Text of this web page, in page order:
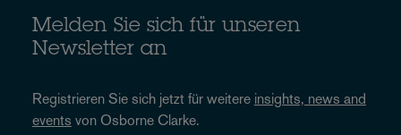
Melden Sie sich für unseren
Newsletter an
Registrieren Sie sich jetzt für weitere insights, news and
events von Osborne Clarke.